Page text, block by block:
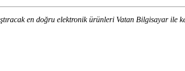
en doğru elektronik ürünleri Vatan Bilgisayar ile